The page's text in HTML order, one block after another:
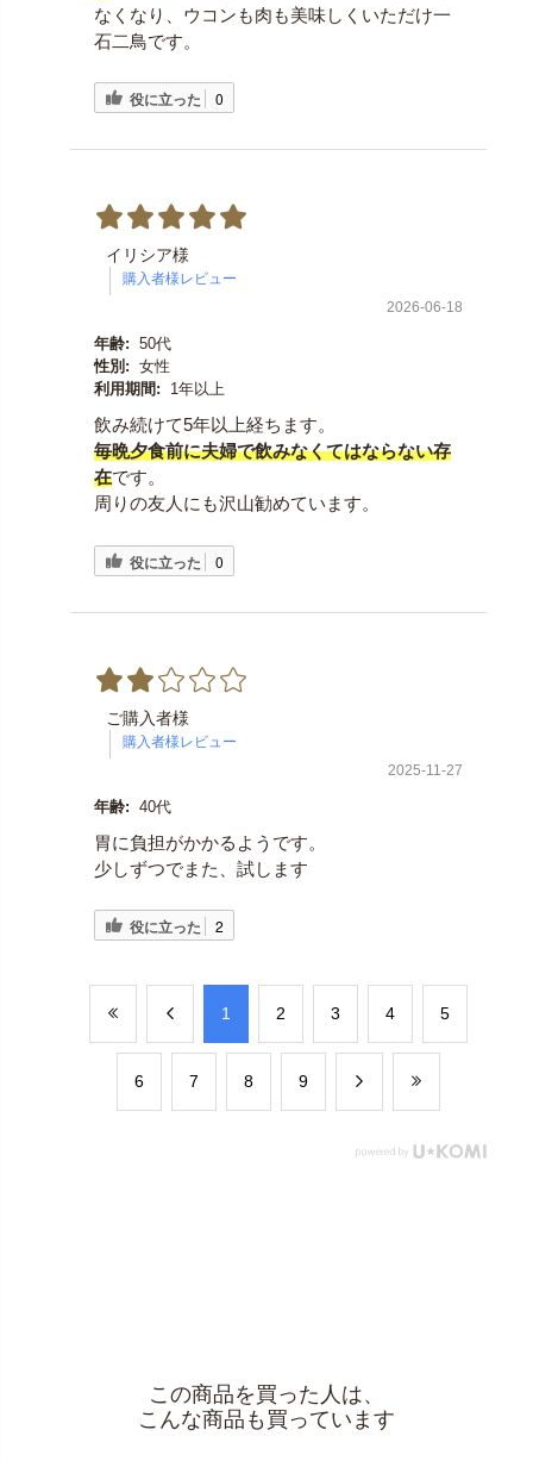
なくなり、ウコンも肉も美味しくいただけ一
石二鳥です。
役に立った 0
イリシア様
2026-06-18
年齢: 50代
性別: 女性
利用期間:
1年以上
飲み続けて5年以上経ちます。
毎晩夕食前に夫婦で飲みなくてはならない存
在です。
周りの友人にも沢山勧めています。
役に立った 0
ご購入者様
2025-11-27
年齢: 40代
胃に負担がかかるようです。
少しずつでまた、試します
役に立った 2
​1 ​2 ​3 ​4 ​5
​6 ​7 ​8 ​9
この商品を買った人は、
こんな商品も買っています